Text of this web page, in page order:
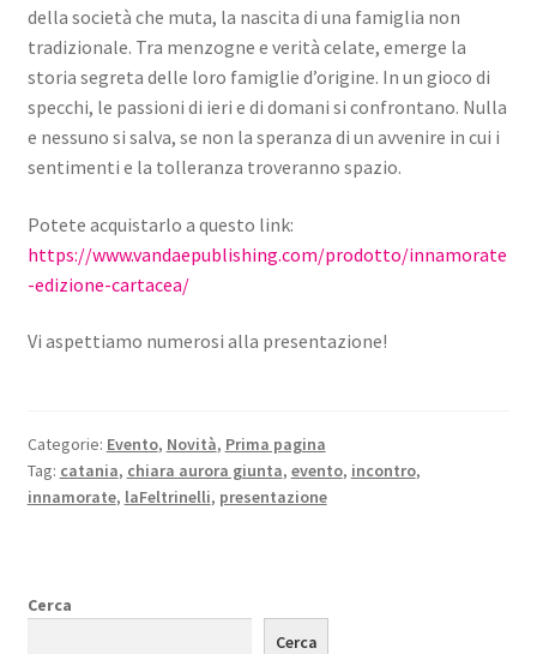
della società che muta, la nascita di una famiglia non
tradizionale. Tra menzogne e verità celate, emerge la
storia segreta delle loro famiglie d’origine. In un gioco di
specchi, le passioni di ieri e di domani si confrontano. Nulla
e nessuno si salva, se non la speranza di un avvenire in cui i
sentimenti e la tolleranza troveranno spazio.
Potete acquistarlo a questo link:
https://www.vandaepublishing.com/prodotto/innamorate
-edizione-cartacea/
Vi aspettiamo numerosi alla presentazione!
Categorie: Evento, Novità, Prima pagina
Tag: catania, chiara aurora giunta, evento, incontro,
innamorate, laFeltrinelli, presentazione
Cerca
Cerca